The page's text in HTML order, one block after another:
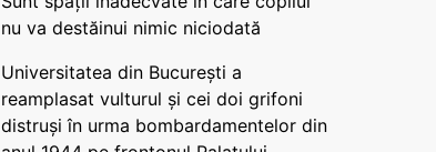
nu va destăinui nimic niciodată
Universitatea din București a
reamplasat vulturul și cei doi grifoni
distruși în urma bombardamentelor din